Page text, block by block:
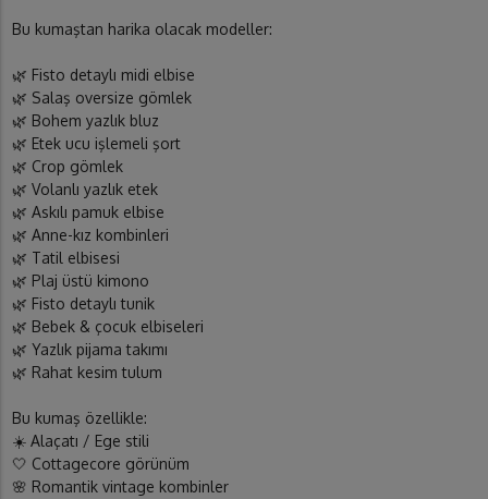
Bu kumaştan harika olacak modeller:
🌿 Fisto detaylı midi elbise
🌿 Salaş oversize gömlek
🌿 Bohem yazlık bluz
🌿 Etek ucu işlemeli şort
🌿 Crop gömlek
🌿 Volanlı yazlık etek
🌿 Askılı pamuk elbise
🌿 Anne-kız kombinleri
🌿 Tatil elbisesi
🌿 Plaj üstü kimono
🌿 Fisto detaylı tunik
🌿 Bebek & çocuk elbiseleri
🌿 Yazlık pijama takımı
🌿 Rahat kesim tulum
Bu kumaş özellikle:
☀️ Alaçatı / Ege stili
🤍 Cottagecore görünüm
🌸 Romantik vintage kombinler